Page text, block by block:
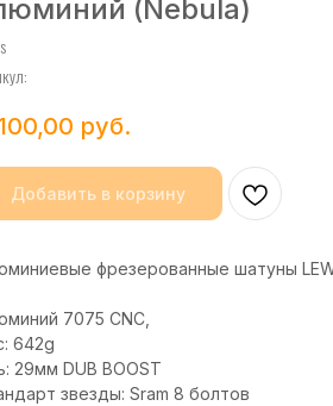
(Nebula)
руб.
Добавить в корзину
фрезерованные шатуны
7075 CNC,
642g
29мм DUB BOOST
звезды: Sram 8 болтов